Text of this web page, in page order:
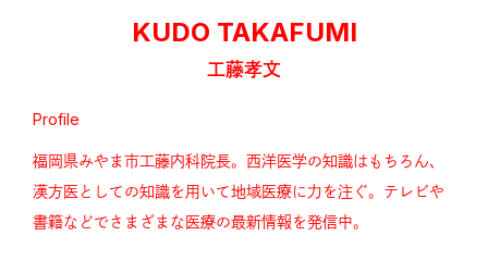
KUDO TAKAFUMI
工藤孝文
Profile
福岡県みやま市工藤内科院長。西洋医学の知識はもちろん、
漢方医としての知識を用いて地域医療に力を注ぐ。テレビや
書籍などでさまざまな医療の最新情報を発信中。